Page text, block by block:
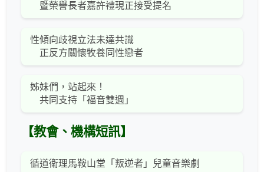
暨榮譽長者嘉許禮現正接受提名
性傾向歧視立法未達共識
正反方關懷牧養同性戀者
姊妹們，站起來！
共同支持「福音雙週」
【教會、機構短訊】
循道衞理馬鞍山堂「叛逆者」兒童音樂劇